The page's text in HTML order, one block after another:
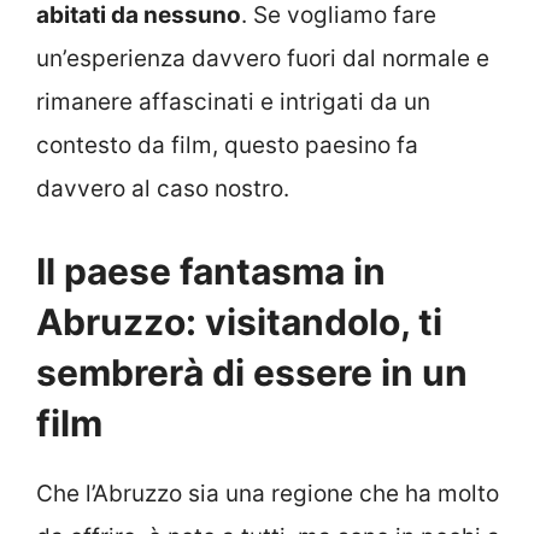
abitati da nessuno. Se vogliamo fare
un’esperienza davvero fuori dal normale e
rimanere affascinati e intrigati da un
contesto da film, questo paesino fa
davvero al caso nostro.
Il paese fantasma in
Abruzzo: visitandolo, ti
sembrerà di essere in un
film
Che l’Abruzzo sia una regione che ha molto